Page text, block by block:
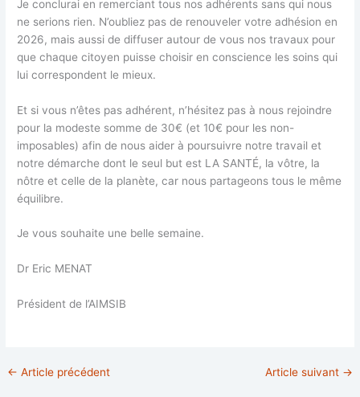
Je conclurai en remerciant tous nos adhérents sans qui nous
ne serions rien. N’oubliez pas de renouveler votre adhésion en
2026, mais aussi de diffuser autour de vous nos travaux pour
que chaque citoyen puisse choisir en conscience les soins qui
lui correspondent le mieux.
Et si vous n’êtes pas adhérent, n’hésitez pas à nous rejoindre
pour la modeste somme de 30€ (et 10€ pour les non-
imposables) afin de nous aider à poursuivre notre travail et
notre démarche dont le seul but est LA SANTÉ, la vôtre, la
nôtre et celle de la planète, car nous partageons tous le même
équilibre.
Je vous souhaite une belle semaine.
Dr Eric MENAT
Président de l’AIMSIB
← Article précédent Article suivant →